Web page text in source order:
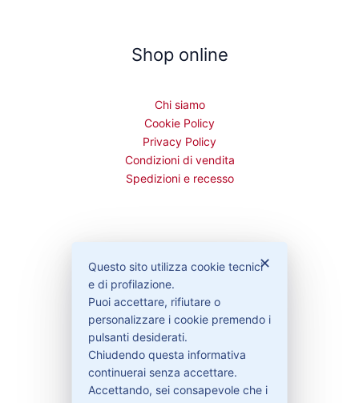
Shop online
Chi siamo
Cookie Policy
Privacy Policy
Condizioni di vendita
Spedizioni e recesso
Contattaci
Garanzie
✕
Questo sito utilizza cookie tecnici
e di profilazione.
Puoi accettare, rifiutare o
personalizzare i cookie premendo i
pulsanti desiderati.
Chiudendo questa informativa
continuerai senza accettare.
Accettando, sei consapevole che i